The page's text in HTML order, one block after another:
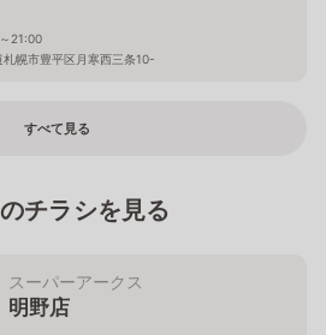
21:00
札幌市豊平区月寒西三条10-
すべて見る
チラシを見る
スーパーアークス
明野店